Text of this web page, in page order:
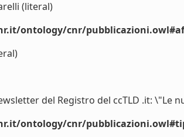
(literal)
ontology/cnr/
del Registro del ccTLD .it: \"Le
ontology/cnr/